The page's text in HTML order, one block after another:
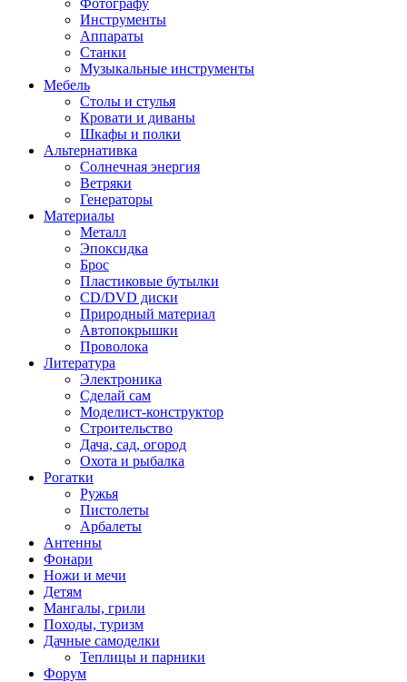
Фотографу
Инструменты
Аппараты
Станки
Музыкальные инструменты
Мебель
Столы и стулья
Кровати и диваны
Шкафы и полки
Альтернативка
Солнечная энергия
Ветряки
Генераторы
Материалы
Металл
Эпоксидка
Брос
Пластиковые бутылки
CD/DVD диски
Природный материал
Автопокрышки
Проволока
Литература
Электроника
Сделай сам
Моделист-конструктор
Строительство
Дача, сад, огород
Охота и рыбалка
Рогатки
Ружья
Пистолеты
Арбалеты
Антенны
Фонари
Ножи и мечи
Детям
Мангалы, грили
Походы, туризм
Дачные самоделки
Теплицы и парники
Форум